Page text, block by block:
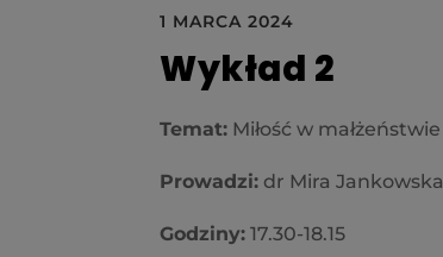
1 MARCA 2024
Wykład 2
Temat: Miłość w małżeństwie
Prowadzi: dr Mira Jankowska
Godziny: 17.30-18.15